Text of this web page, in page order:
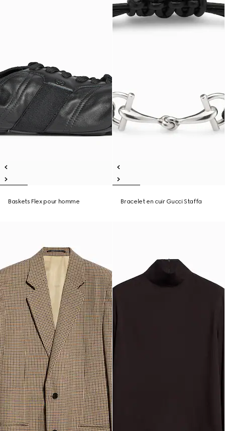
Baskets Flex pour homme Bracelet en cuir Gucci Staffa